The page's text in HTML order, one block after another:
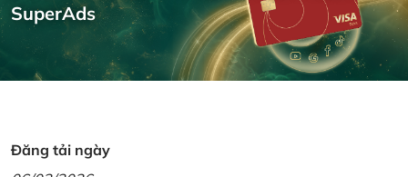
SuperAds
Đăng tải ngày